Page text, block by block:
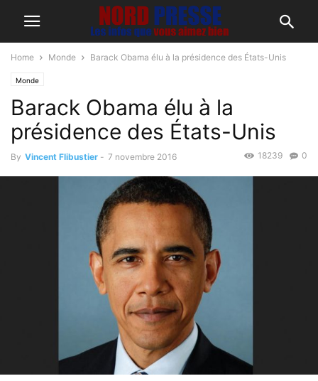
Home Monde Barack Obama élu à la présidence des États-Unis
Monde
Barack Obama élu à la
présidence des États-Unis
By Vincent Flibustier - 7 novembre 2016 0
18239